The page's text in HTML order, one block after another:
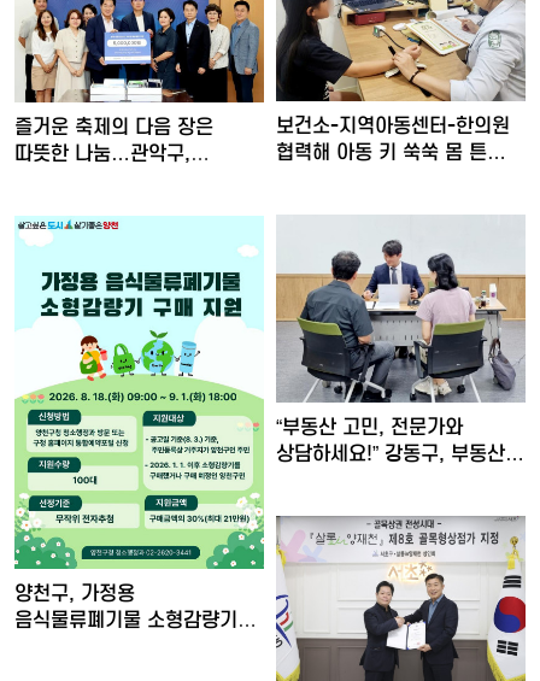
보건소-지역아동센터-한의원
협력해 아동 키 쑥쑥 몸 튼…
즐거운 축제의 다음 장은
따뜻한 나눔…관악구,
“부동산 고민, 전문가와
상담하세요!” 강동구, 부동산…
양천구, 가정용
음식물류폐기물 소형감량기